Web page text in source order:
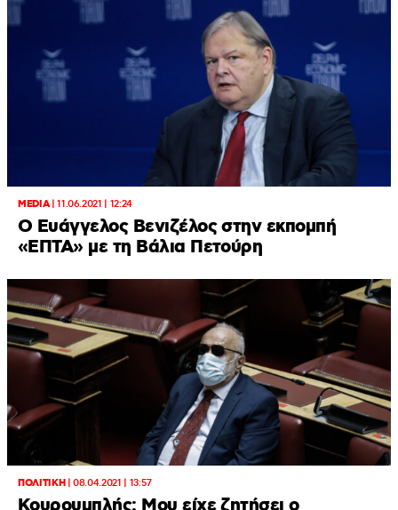
MEDIA|11.06.2021 | 12:24
Ο Ευάγγελος Βενιζέλος στην εκπομπή
«ΕΠΤΑ» με τη Βάλια Πετούρη
ΠΟΛΙΤΙΚΗ|08.04.2021 | 13:57